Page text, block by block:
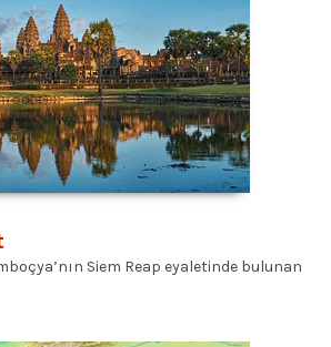
Siem Reap eyaletinde bulunan